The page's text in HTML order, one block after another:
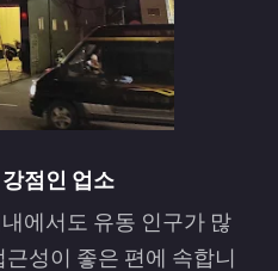
점인 업소
에서도 유동 인구가 많
성이 좋은 편에 속합니